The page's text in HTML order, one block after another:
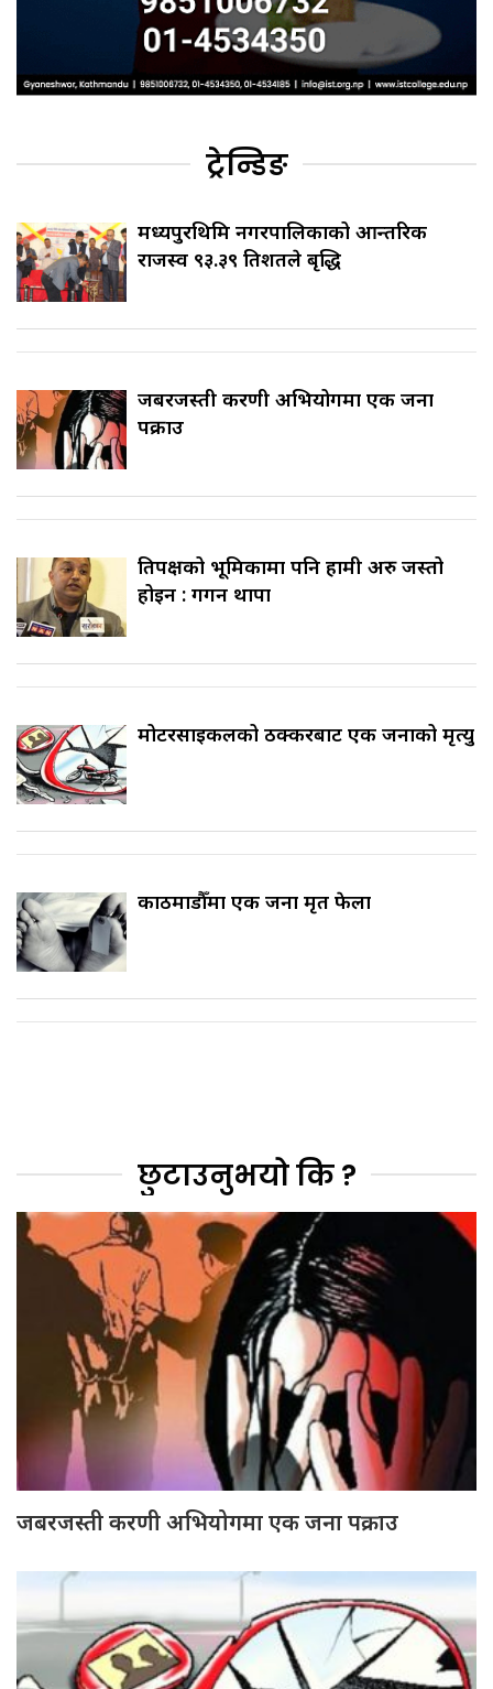
ट्रेन्डिङ
मध्यपुरथिमि नगरपालिकाको आन्तरिक
राजस्व ९३.३९ प्रतिशतले बृद्धि
जबरजस्ती करणी अभियोगमा एक जना
पक्राउ
प्रतिपक्षको भूमिकामा पनि हामी अरु जस्तो
होइन : गगन थापा
मोटरसाइकलको ठक्करबाट एक जनाको मृत्यु
काठमाडौँमा एक जना मृत फेला
छुटाउनुभयो कि ?
जबरजस्ती करणी अभियोगमा एक जना पक्राउ